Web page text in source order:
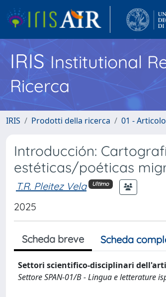
IRISInstitutional
Ricerca
IRIS Prodotti della ricerca 01 -
Introducción:
estéticas/poéticas
T.R. Pleitez Vela Ultimo
2025
Scheda breve Scheda
Settori scientifico-disciplinari
Settore SPAN-01/B - Lingua e letterature